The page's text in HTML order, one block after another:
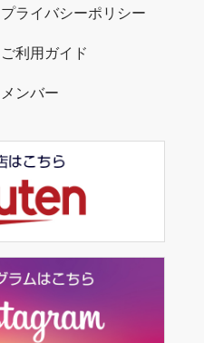
プライバシーポリシー
ご利用ガイド
メンバー